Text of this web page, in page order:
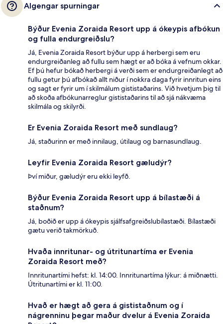
Algengar spurningar
Býður Evenia Zoraida Resort upp á ókeypis afbókun
og fulla endurgreiðslu?
Já, Evenia Zoraida Resort býður upp á herbergi sem eru
endurgreiðanleg að fullu sem hægt er að bóka á vefnum okkar.
Ef þú hefur bókað herbergi á verði sem er endurgreiðanlegt að
fullu getur þú afbókað allt niður í nokkra daga fyrir innritun eins
og sagt er fyrir um í skilmálum gististaðarins. Við hvetjum þig til
að skoða afbókunarreglur gististaðarins til að sjá nákvæma
skilmála og skilyrði.
Er Evenia Zoraida Resort með sundlaug?
Já, staðurinn er með innilaug, útilaug og barnasundlaug.
Leyfir Evenia Zoraida Resort gæludýr?
Því miður, gæludýr eru ekki leyfð.
Býður Evenia Zoraida Resort upp á bílastæði á
staðnum?
Já, boðið er upp á ókeypis sjálfsafgreiðslubílastæði. Bílastæði
gætu verið takmörkuð.
Hvaða innritunar- og útritunartíma er Evenia
Zoraida Resort með?
Innritunartími hefst: kl. 14:00. Innritunartíma lýkur: á miðnætti.
Útritunartími er kl. 11:00.
Hvað er hægt að gera á gististaðnum og í
nágrenninu þegar maður dvelur á Evenia Zoraida